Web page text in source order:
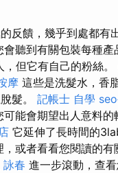
反饋，幾乎到處都有
聽到有關包裝每種產
但它有自己的粉絲。
摩 這些是洗髮水，香
髮。 記帳士 自學
能會期望出人意料
它延伸了長時間的
或者看看您閱讀的
詠春 進一步滾動，查